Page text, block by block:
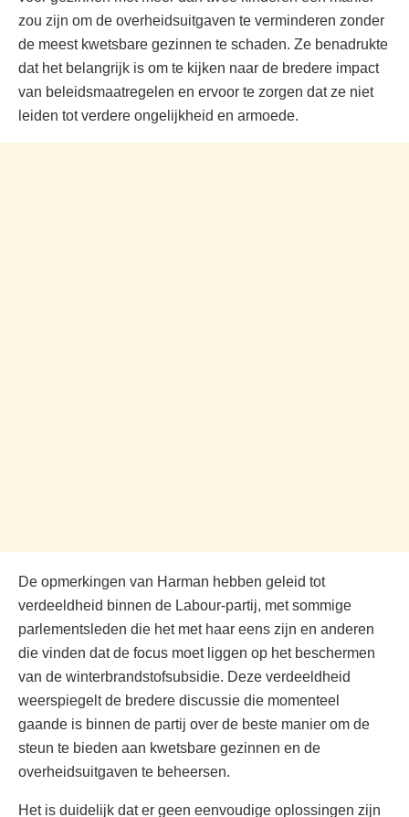
zou zijn om de overheidsuitgaven te verminderen zonder
de meest kwetsbare gezinnen te schaden. Ze benadrukte
dat het belangrijk is om te kijken naar de bredere impact
van beleidsmaatregelen en ervoor te zorgen dat ze niet
leiden tot verdere ongelijkheid en armoede.
De opmerkingen van Harman hebben geleid tot
verdeeldheid binnen de Labour-partij, met sommige
parlementsleden die het met haar eens zijn en anderen
die vinden dat de focus moet liggen op het beschermen
van de winterbrandstofsubsidie. Deze verdeeldheid
weerspiegelt de bredere discussie die momenteel
gaande is binnen de partij over de beste manier om de
steun te bieden aan kwetsbare gezinnen en de
overheidsuitgaven te beheersen.
Het is duidelijk dat er geen eenvoudige oplossingen zijn